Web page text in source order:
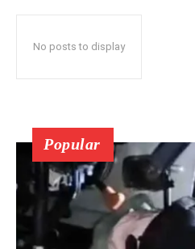
No posts to display
Popular